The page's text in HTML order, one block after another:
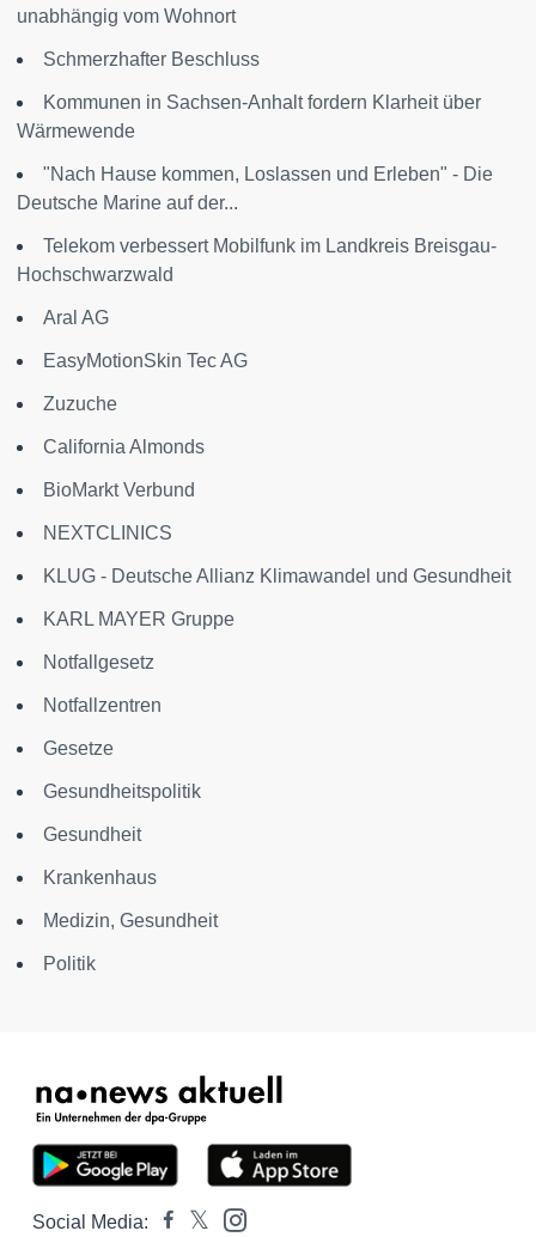
unabhängig vom Wohnort
Schmerzhafter Beschluss
Kommunen in Sachsen-Anhalt fordern Klarheit über
Wärmewende
"Nach Hause kommen, Loslassen und Erleben" - Die
Deutsche Marine auf der...
Telekom verbessert Mobilfunk im Landkreis Breisgau-
Hochschwarzwald
Aral AG
EasyMotionSkin Tec AG
Zuzuche
California Almonds
BioMarkt Verbund
NEXTCLINICS
KLUG - Deutsche Allianz Klimawandel und Gesundheit
KARL MAYER Gruppe
Notfallgesetz
Notfallzentren
Gesetze
Gesundheitspolitik
Gesundheit
Krankenhaus
Medizin, Gesundheit
Politik
Social Media: